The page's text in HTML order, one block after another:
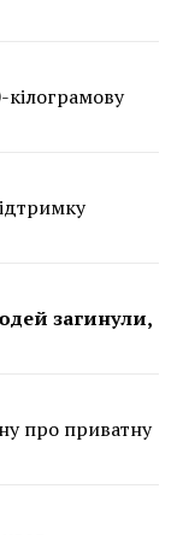
загинули,
про приватну